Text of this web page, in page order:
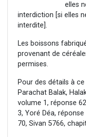
elles
interdiction [si elles
interdite].
Les boissons
provenant de
permises.
Pour des détails à
Parachat Balak,
volume 1, réponse
3, Yoré Déa,
70, Sivan 5766,